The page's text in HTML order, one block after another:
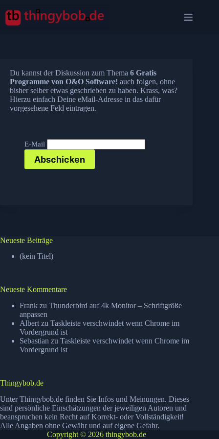
Inhalt
springen
Du kannst der Diskussion zum Thema 6 Gratis
Programme von O&O Software! auch folgen, ohne
bisher selber etwas geschrieben zu haben. Krass, was?
Hierzu einfach Deine eMail-Adresse in das dafür
vorgesehene Feld eintragen.
E-Mail
Neueste Beiträge
(kein Titel)
Neueste Kommentare
Frank zu Thunderbird auf 4k Monitor – Schriftgröße
anpassen
Albert zu Taskleiste verschwindet wenn Chrome im
Vordergrund ist
Sebastian zu Taskleiste verschwindet wenn Chrome im
Vordergrund ist
Thingybob.de
Unter Thingybob.de finden Sie Infos und Meinungen. Dieses
sind persönliche Einschätzungen der jeweiligen Autoren und
beanspruchen kein Recht auf Korrekt- oder Vollständigkeit!
Alle Angaben ohne Gewähr und auf eigene Gefahr.
Copyright © 2026 thingybob.de